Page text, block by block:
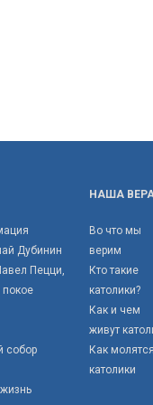
Дубинин
Пецци,
покое
собор
НАША
Во что мы
верим
Кто такие
католики?
Как и чем
живут
Как молятся
католики